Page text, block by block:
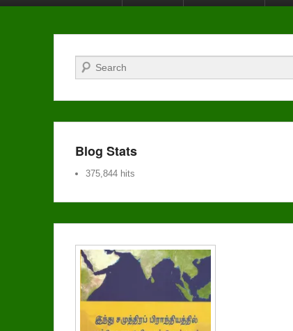
Search
Blog Stats
375,844 hits